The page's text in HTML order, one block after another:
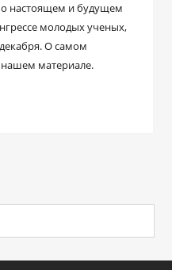
о настоящем и будущем
молодых ученых,
О самом
нашем материале.